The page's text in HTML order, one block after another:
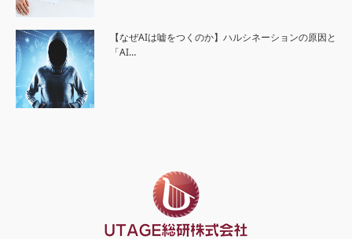
【なぜAIは嘘をつくのか】ハルシネーションの原因と
「AI…